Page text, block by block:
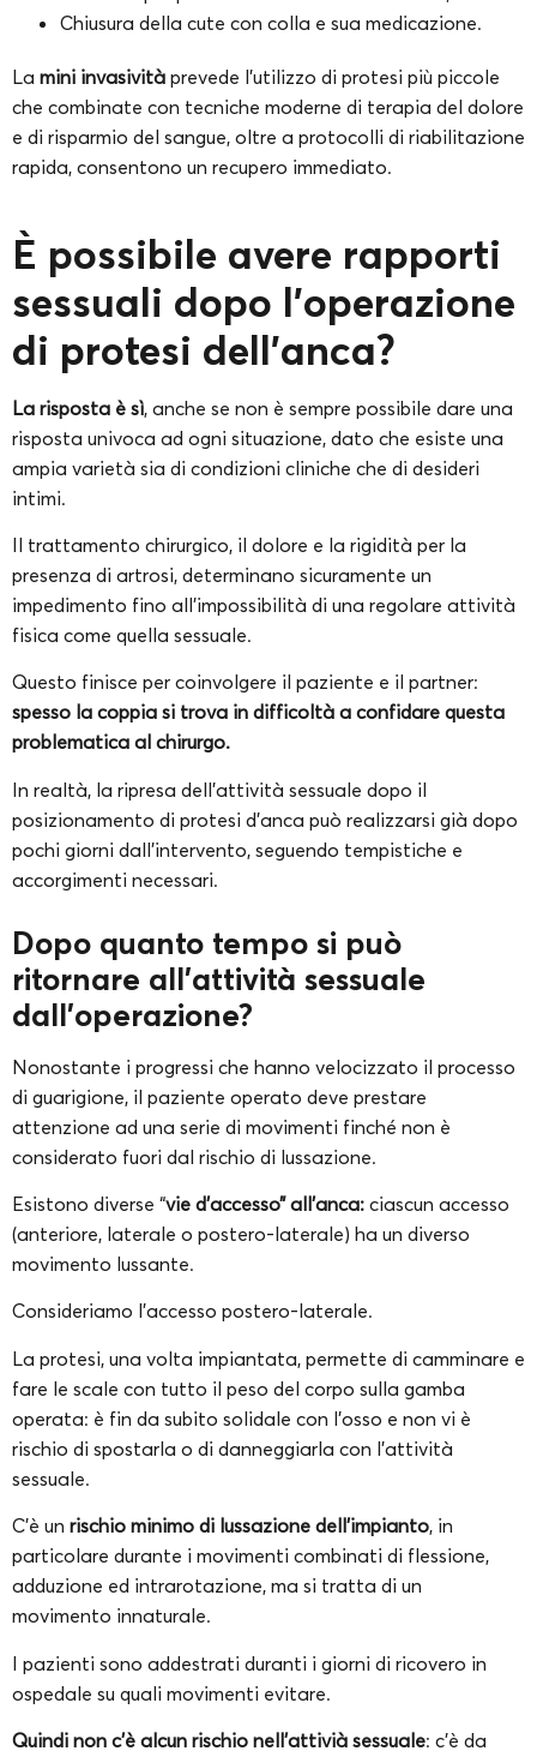
Chiusura della cute con colla e sua medicazione.
La mini invasività prevede l’utilizzo di protesi più piccole
che combinate con tecniche moderne di terapia del dolore
e di risparmio del sangue, oltre a protocolli di riabilitazione
rapida, consentono un recupero immediato.
È possibile avere rapporti
sessuali dopo l’operazione
di protesi dell’anca?
La risposta è sì, anche se non è sempre possibile dare una
risposta univoca ad ogni situazione, dato che esiste una
ampia varietà sia di condizioni cliniche che di desideri
intimi.
Il trattamento chirurgico, il dolore e la rigidità per la
presenza di artrosi, determinano sicuramente un
impedimento fino all’impossibilità di una regolare attività
fisica come quella sessuale.
Questo finisce per coinvolgere il paziente e il partner:
spesso la coppia si trova in difficoltà a confidare questa
problematica al chirurgo.
In realtà, la ripresa dell’attività sessuale dopo il
posizionamento di protesi d’anca può realizzarsi già dopo
pochi giorni dall’intervento, seguendo tempistiche e
accorgimenti necessari.
Dopo quanto tempo si può
ritornare all’attività sessuale
dall’operazione?
Nonostante i progressi che hanno velocizzato il processo
di guarigione, il paziente operato deve prestare
attenzione ad una serie di movimenti finché non è
considerato fuori dal rischio di lussazione.
Esistono diverse “vie d’accesso” all’anca: ciascun accesso
(anteriore, laterale o postero-laterale) ha un diverso
movimento lussante.
Consideriamo l’accesso postero-laterale.
La protesi, una volta impiantata, permette di camminare e
fare le scale con tutto il peso del corpo sulla gamba
operata: è fin da subito solidale con l’osso e non vi è
rischio di spostarla o di danneggiarla con l’attività
sessuale.
C’è un rischio minimo di lussazione dell’impianto, in
particolare durante i movimenti combinati di flessione,
adduzione ed intrarotazione, ma si tratta di un
movimento innaturale.
I pazienti sono addestrati duranti i giorni di ricovero in
ospedale su quali movimenti evitare.
Quindi non c’è alcun rischio nell’attivià sessuale: c’è da